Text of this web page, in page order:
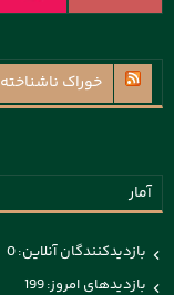
خوراک ناشناخته
آمار
بازدیدکنندگان آنلاین:0
بازدیدهای امروز:199